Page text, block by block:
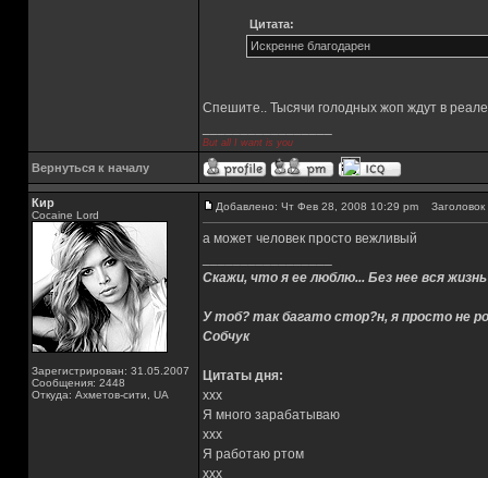
Цитата:
Искренне благодарен
Спешите.. Тысячи голодных жоп ждут в
But all I want is you
Вернуться к началу
Кир
Cocaine Lord
Зарегистрирован: 31.05.2007
Сообщения: 2448
Откуда: Ахметов-сити, UA
Добавлено: Чт Фев 28, 2008 10:29 pm
а может человек просто вежливый
Скажи, что я ее люблю... Без нее вся
У тоб? так багато стор?н, я просто не
Собчук
Цитаты дня:
xxx
Я много зарабатываю
xxx
Я работаю ртом
xxx